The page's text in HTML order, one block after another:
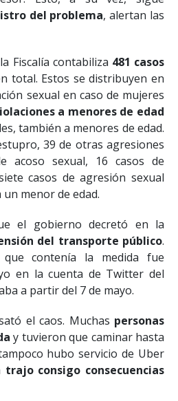
Esto, a su vez, sigue
del problema, alertan las
Fiscalía contabiliza 481 casos
total. Estos se distribuyen en
sexual en caso de mujeres
a menores de edad
también a menores de edad.
39 de otras agresiones
acoso sexual, 16 casos de
casos de agresión sexual
menor de edad.
el gobierno decretó en la
del transporte público.
que contenía la medida fue
en la cuenta de Twitter del
a partir del 7 de mayo.
el caos. Muchas personas
y tuvieron que caminar hasta
hubo servicio de Uber
trajo consigo consecuencias